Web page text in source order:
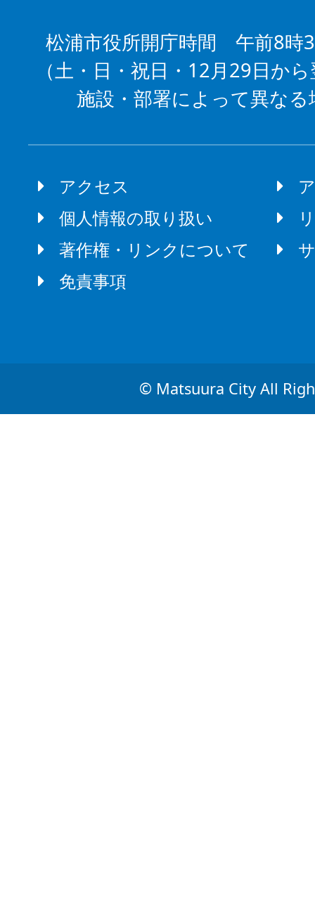
松浦市役所開庁時間 午前8時
（土・日・祝日・12月29日か
施設・部署によって異な
アクセス
個人情報の取り扱い
著作権・リンクについて
免責事項
© Matsuura City All